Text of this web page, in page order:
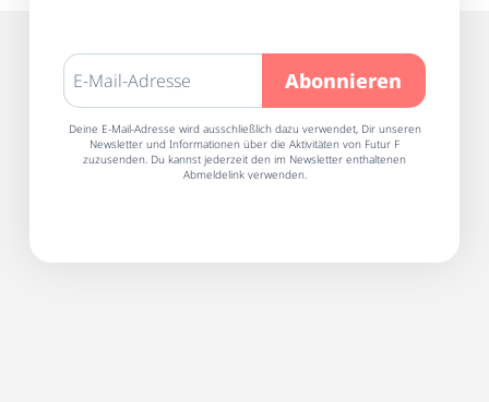
Deine E-Mail-Adresse wird ausschließlich dazu verwendet, Dir unseren
Newsletter und Informationen über die Aktivitäten von Futur F
zuzusenden. Du kannst jederzeit den im Newsletter enthaltenen
Abmeldelink verwenden.